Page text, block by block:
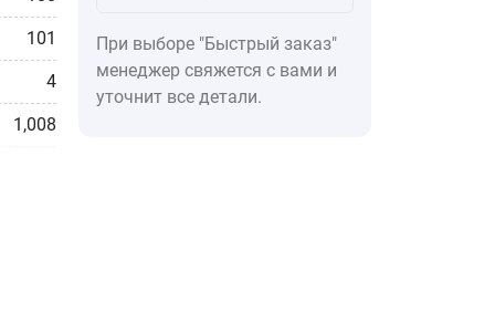
101
4
1,008
При выборе "Быстрый заказ"
менеджер свяжется с вами и
уточнит все детали.